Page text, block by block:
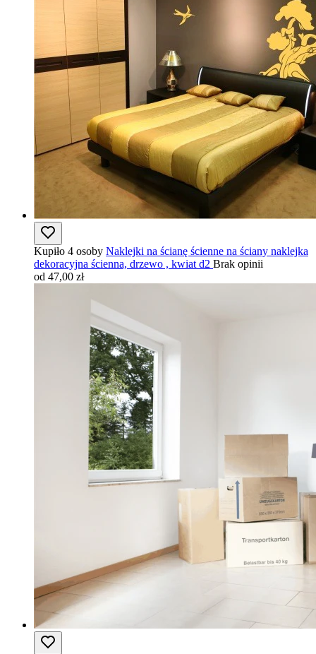
Kupiło 4 osoby Naklejki na ścianę ścienne na ściany naklejka
dekoracyjna ścienna, drzewo , kwiat d2 Brak opinii
od 47,00 zł